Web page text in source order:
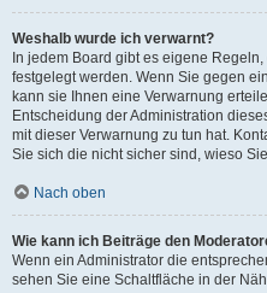
Weshalb wurde ich verwarnt?
In jedem Board gibt es eigene
festgelegt werden. Wenn Sie gegen
kann sie Ihnen eine Verwarnung
Entscheidung der Administration
mit dieser Verwarnung zu tun hat.
Sie sich die nicht sicher sind, wieso
Nach oben
Wie kann ich Beiträge den
Wenn ein Administrator die
sehen Sie eine Schaltfläche in der